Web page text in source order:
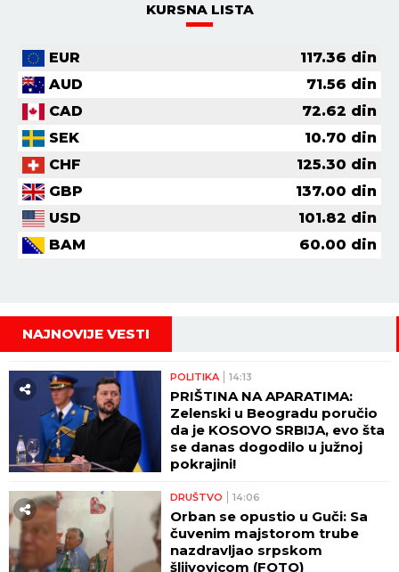
KURSNA LISTA
EUR 117.36 din
AUD
71.56 din
CAD
72.62 din
SEK
10.70 din
CHF
125.30 din
GBP
137.00 din
USD
101.82 din
BAM
60.00 din
NAJNOVIJE VESTI
POLITIKA 14:13
PRIŠTINA NA APARATIMA:
Zelenski u Beogradu poručio
da je KOSOVO SRBIJA, evo šta
se danas dogodilo u južnoj
pokrajini!
DRUŠTVO 14:06
Orban se opustio u Guči: Sa
čuvenim majstorom trube
nazdravljao srpskom
šljivovicom (FOTO)